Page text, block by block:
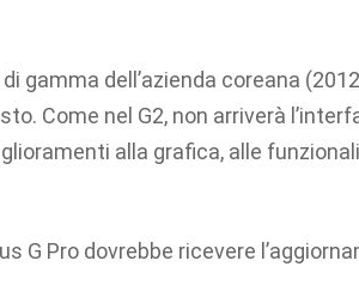
di gamma dell’azienda coreana
Come nel G2, non arriverà
alla grafica, alle
G Pro dovrebbe ricevere